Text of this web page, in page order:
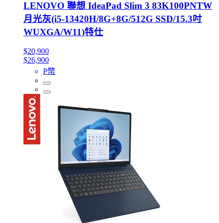
LENOVO 聯想 IdeaPad Slim 3 83K100PNTW
月光灰(i5-13420H/8G+8G/512G SSD/15.3吋
WUXGA/W11)特仕
$20,900
$26,900
P幣